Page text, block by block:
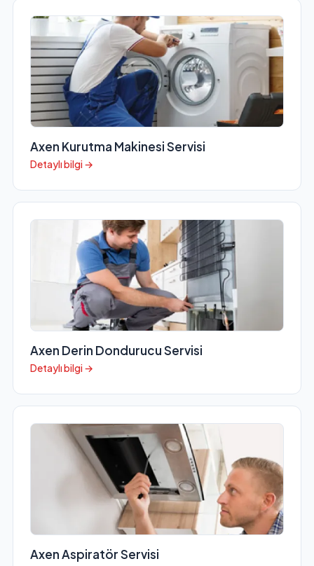
Axen Kurutma Makinesi Servisi
Detaylı bilgi →
Axen Derin Dondurucu Servisi
Detaylı bilgi →
Axen Aspiratör Servisi